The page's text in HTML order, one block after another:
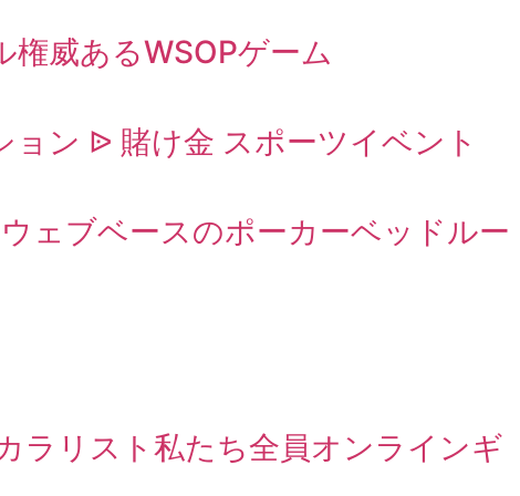
威あるWSOPゲーム
ン ᐉ 賭け金 スポーツイベント
ェブベースのポーカーベッドルー
ラリスト私たち全員オンラインギ